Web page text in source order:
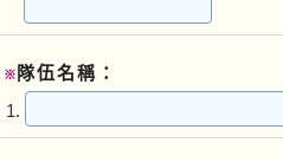
※ 隊伍名稱：
1.